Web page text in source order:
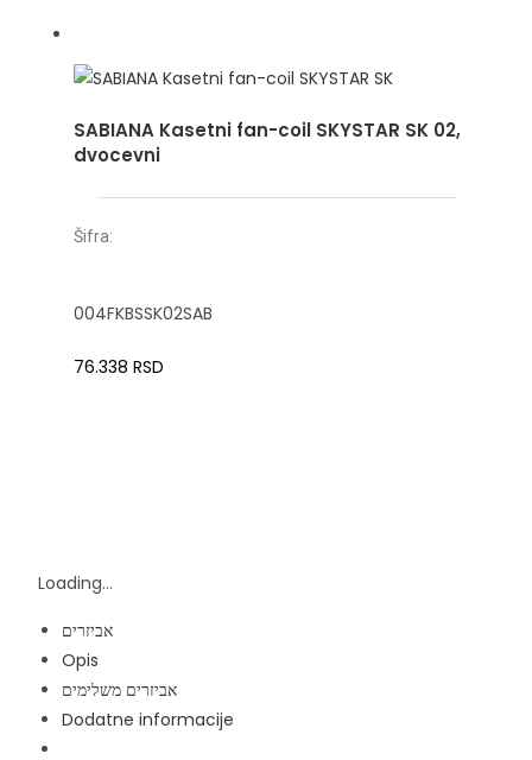
SABIANA Kasetni fan-coil SKYSTAR SK 02,
dvocevni
Šifra:
004FKBSSK02SAB
76.338RSD
Loading...
אביזרים
Opis
אביזרים משלימים
Dodatne informacije